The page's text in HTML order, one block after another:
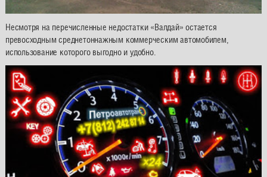
Несмотря на перечисленные недостатки «Валдай» остается
превосходным среднетоннажным коммерческим автомобилем,
использование которого выгодно и удобно.